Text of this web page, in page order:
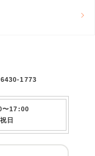
1773
〜17:00
日